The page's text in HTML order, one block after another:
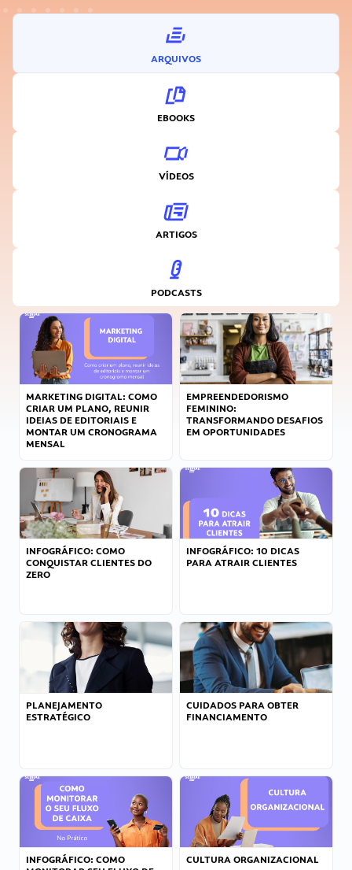
ARQUIVOS
EBOOKS
VÍDEOS
ARTIGOS
PODCASTS
MARKETING DIGITAL: COMO
CRIAR UM PLANO, REUNIR
IDEIAS DE EDITORIAIS E
MONTAR UM CRONOGRAMA
MENSAL
EMPREENDEDORISMO
FEMININO:
TRANSFORMANDO DESAFIOS
EM OPORTUNIDADES
INFOGRÁFICO: COMO
CONQUISTAR CLIENTES DO
ZERO
INFOGRÁFICO: 10 DICAS
PARA ATRAIR CLIENTES
PLANEJAMENTO
ESTRATÉGICO
CUIDADOS PARA OBTER
FINANCIAMENTO
INFOGRÁFICO: COMO
CULTURA ORGANIZACIONAL